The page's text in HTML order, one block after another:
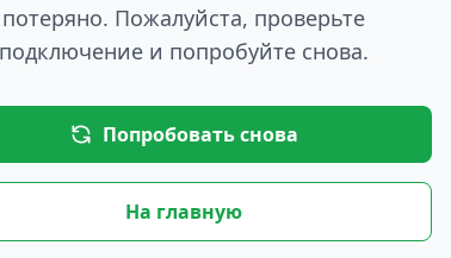
потеряно. Пожалуйста, проверьте
подключение и попробуйте снова.
Попробовать снова
На главную